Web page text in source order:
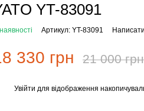
YT-83091
Артикул: YT-83091 Написати
330 грн 21 000 грн
Увійти для відображення